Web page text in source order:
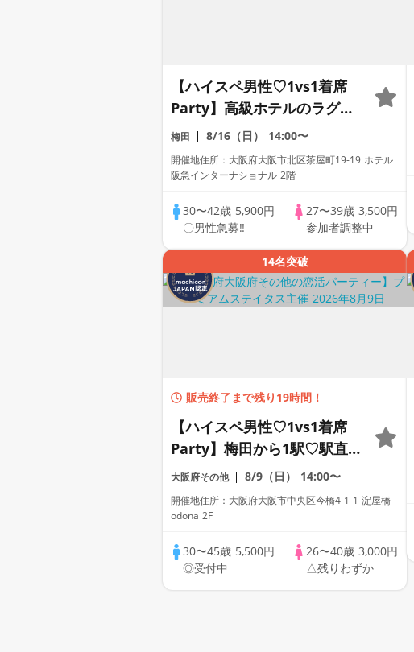
【ハイスペ男性♡1vs1着席
Party】高級ホテルのラグジ
ュアリーBar♡【男性ドレス
コード有り♡資格証100%確
認】ドリンク飲み放題【毎週
万人突破☆プレミアムステイ
タス♡
梅田 8/16（日） 14:00〜
開催地住所：大阪府大阪市北区茶屋町19-19 ホテル
阪急インターナショナル 2階
30〜42歳 5,900円
〇男性急募‼
27〜39歳 3,500円
参加者調整中
14名突破
販売終了まで残り19時間！
【ハイスペ男性♡1vs1着席
Party】梅田から1駅♡駅直結
Dining【男性ドレスコード有
り♡資格証100%確認】ドリ
ンク飲み放題♡【毎週末金土
☆プレミアムステイタス
大阪府その他 8/9（日） 14:00〜
開催地住所：大阪府大阪市中央区今橋4-1-1 淀屋橋
odona 2F
30〜45歳 5,500円
◎受付中
26〜40歳 3,000円
△残りわずか